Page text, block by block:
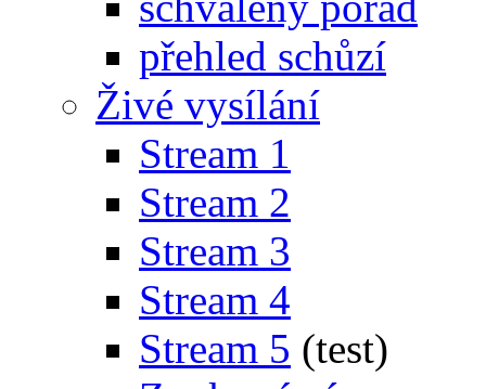
přehled schůzí
Živé vysílání
Stream 1
Stream 2
Stream 3
Stream 4
Stream 5 (test)